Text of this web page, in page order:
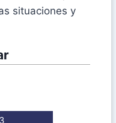
situaciones y